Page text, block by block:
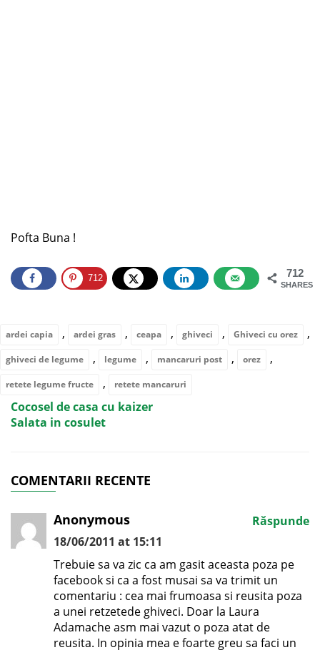
Pofta Buna !
712
SHARES
712
ardei capia , ardei gras , ceapa , ghiveci , Ghiveci cu orez ,
ghiveci de legume , legume , mancaruri post , orez ,
retete legume fructe , retete mancaruri
Cocosel de casa cu kaizer
Salata in cosulet
COMENTARII RECENTE
Anonymous
18/06/2011 at 15:11
Trebuie sa va zic ca am gasit aceasta poza pe
facebook si ca a fost musai sa va trimit un
comentariu : cea mai frumoasa si reusita poza
a unei retzetede ghiveci. Doar la Laura
Adamache asm mai vazut o poza atat de
reusita. In opinia mea e foarte greu sa faci un
Răspunde